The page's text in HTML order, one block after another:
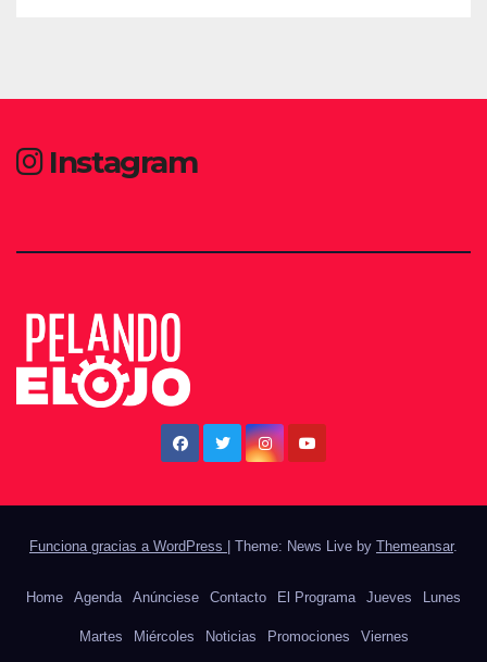
Instagram
Funciona gracias a WordPress Theme: News Live by Themeansar.
Home Agenda Anúnciese Contacto El Programa Jueves Lunes
Martes Miércoles Noticias Promociones Viernes